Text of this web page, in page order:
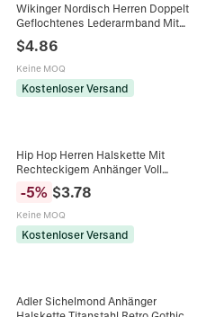
Wikinger Nordisch Herren Doppelt
Geflochtenes Lederarmband Mit
Vintage Punk Schmuck Handkette
$4.86
Keine MOQ
Kostenloser Versand
Hip Hop Herren Halskette Mit
Rechteckigem Anhänger Voll
Strass Gold Silber Galvanisiert
Seilkette Streetwear Schmuck
-5% $3.78
Keine MOQ
Kostenloser Versand
Adler Sichelmond Anhänger